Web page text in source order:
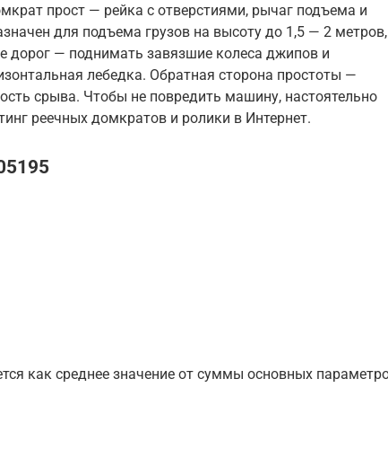
прост — рейка с отверстиями, рычаг подъема и
для подъема грузов на высоту до 1,5 — 2 метров,
дорог — поднимать завязшие колеса джипов и
лебедка. Обратная сторона простоты —
срыва. Чтобы не повредить машину, настоятельно
реечных домкратов и ролики в Интернет.
как среднее значение от суммы основных